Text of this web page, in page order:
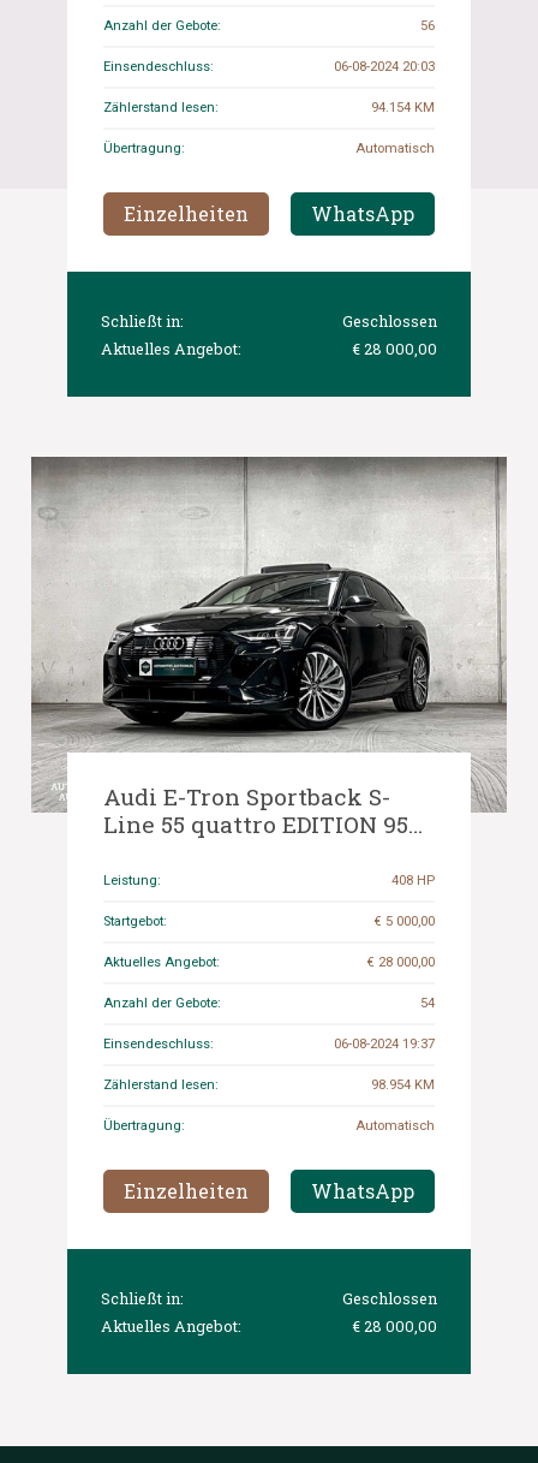
Anzahl der Gebote: 56
Einsendeschluss: 06-08-2024 20:03
Zählerstand lesen: 94.154 KM
Übertragung: Automatisch
Einzelheiten WhatsApp
Schließt in:
Geschlossen
Aktuelles Angebot:
€ 28 000,00
Audi E-Tron Sportback S-
Line 55 quattro EDITION 95
NL + 1. Besitzer), K-687-BN
Leistung: 408 HP
Startgebot: € 5 000,00
Aktuelles Angebot: € 28 000,00
Anzahl der Gebote: 54
Einsendeschluss: 06-08-2024 19:37
Zählerstand lesen: 98.954 KM
Übertragung: Automatisch
Einzelheiten WhatsApp
Schließt in:
Geschlossen
Aktuelles Angebot:
€ 28 000,00